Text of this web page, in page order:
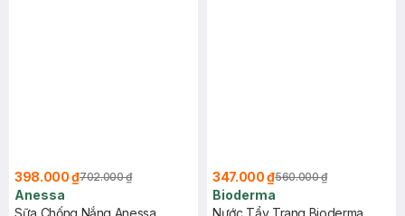
398.000 ₫702.000 ₫
Anessa
Sữa Chống Nắng Anessa
347.000 ₫560.000 ₫
Bioderma
Nước Tẩy Trang Bioderma